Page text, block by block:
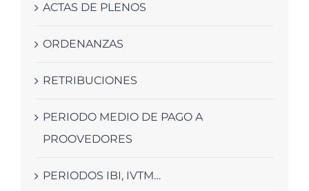
ACTAS DE PLENOS
ORDENANZAS
RETRIBUCIONES
PERIODO MEDIO DE PAGO A
PROOVEDORES
PERIODOS IBI, IVTM…